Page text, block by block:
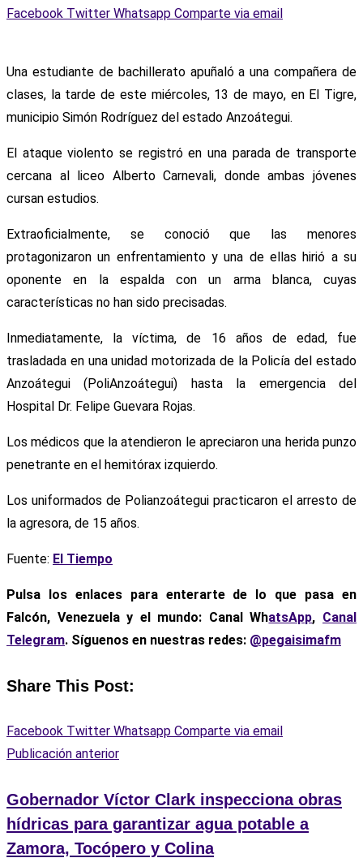
Facebook Twitter Whatsapp Comparte via email
Una estudiante de bachillerato apuñaló a una compañera de
clases, la tarde de este miércoles, 13 de mayo, en El Tigre,
municipio Simón Rodríguez del estado Anzoátegui.
El ataque violento se registró en una parada de transporte
cercana al liceo Alberto Carnevali, donde ambas jóvenes
cursan estudios.
Extraoficialmente, se conoció que las menores
protagonizaron un enfrentamiento y una de ellas hirió a su
oponente en la espalda con un arma blanca, cuyas
características no han sido precisadas.
Inmediatamente, la víctima, de 16 años de edad, fue
trasladada en una unidad motorizada de la Policía del estado
Anzoátegui (PoliAnzoátegui) hasta la emergencia del
Hospital Dr. Felipe Guevara Rojas.
Los médicos que la atendieron le apreciaron una herida punzo
penetrante en el hemitórax izquierdo.
Los uniformados de Polianzoátegui practicaron el arresto de
la agresora, de 15 años.
Fuente: El Tiempo
Pulsa los enlaces para enterarte de lo que pasa en
Falcón, Venezuela y el mundo: Canal WhatsApp, Canal
Telegram. Síguenos en nuestras redes: @pegaisimafm
Share This Post:
Facebook Twitter Whatsapp Comparte via email
Publicación anterior
Gobernador Víctor Clark inspecciona obras
hídricas para garantizar agua potable a
Zamora, Tocópero y Colina